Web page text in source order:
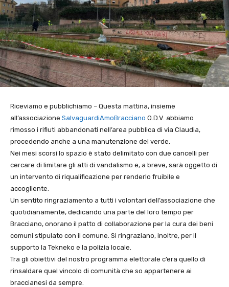
Riceviamo e pubblichiamo – Questa mattina, insieme
all’associazione SalvaguardiAmoBracciano O.D.V. abbiamo
rimosso i rifiuti abbandonati nell’area pubblica di via Claudia,
procedendo anche a una manutenzione del verde.
Nei mesi scorsi lo spazio è stato delimitato con due cancelli per
cercare di limitare gli atti di vandalismo e, a breve, sarà oggetto di
un intervento di riqualificazione per renderlo fruibile e
accogliente.
Un sentito ringraziamento a tutti i volontari dell’associazione che
quotidianamente, dedicando una parte del loro tempo per
Bracciano, onorano il patto di collaborazione per la cura dei beni
comuni stipulato con il comune. Si ringraziano, inoltre, per il
supporto la Tekneko e la polizia locale.
Tra gli obiettivi del nostro programma elettorale c’era quello di
rinsaldare quel vincolo di comunità che so appartenere ai
braccianesi da sempre.